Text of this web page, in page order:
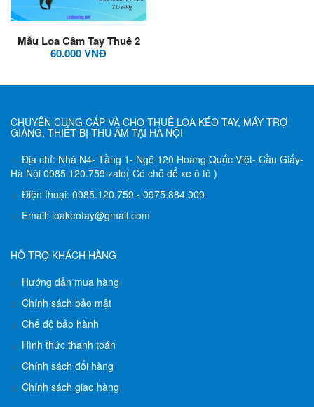
Mẫu Loa Cầm Tay Thuê 2
60.000 VNĐ
CHUYÊN CUNG CẤP VÀ CHO THUÊ LOA KÉO TAY, MÁY TRỢ
GIẢNG, THIẾT BỊ THU ÂM TẠI HÀ NỘI
Địa chỉ: Nhà N4- Tầng 1- Ngõ 120 Hoàng Quốc Việt- Cầu Giấy-
Hà Nội 0985.120.759 zalo( Có chỗ để xe ô tô )
Điện thoại: 0985.120.759 - 0975.884.009
Email: loakeotay@gmail.com
HỖ TRỢ KHÁCH HÀNG
Hướng dẫn mua hàng
Chính sách bảo mật
Chế độ bảo hành
Hình thức thanh toán
Chính sách đổi hàng
Chính sách giao hàng